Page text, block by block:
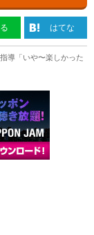
はてな
導「いや〜楽しかった